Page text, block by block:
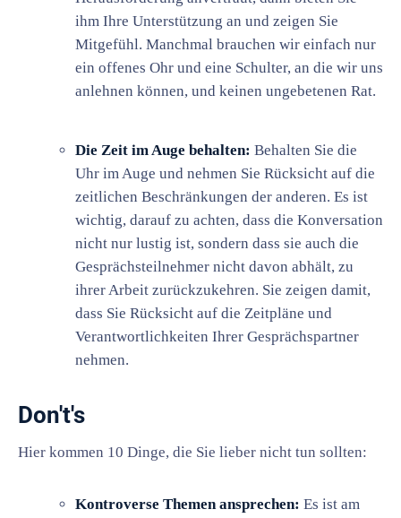
ihm Ihre Unterstützung an und zeigen Sie
Mitgefühl. Manchmal brauchen wir einfach nur
ein offenes Ohr und eine Schulter, an die wir uns
anlehnen können, und keinen ungebetenen Rat.
Die Zeit im Auge behalten: Behalten Sie die
Uhr im Auge und nehmen Sie Rücksicht auf die
zeitlichen Beschränkungen der anderen. Es ist
wichtig, darauf zu achten, dass die Konversation
nicht nur lustig ist, sondern dass sie auch die
Gesprächsteilnehmer nicht davon abhält, zu
ihrer Arbeit zurückzukehren. Sie zeigen damit,
dass Sie Rücksicht auf die Zeitpläne und
Verantwortlichkeiten Ihrer Gesprächspartner
nehmen.
Don't's
Hier kommen 10 Dinge, die Sie lieber nicht tun sollten:
Kontroverse Themen ansprechen: Es ist am